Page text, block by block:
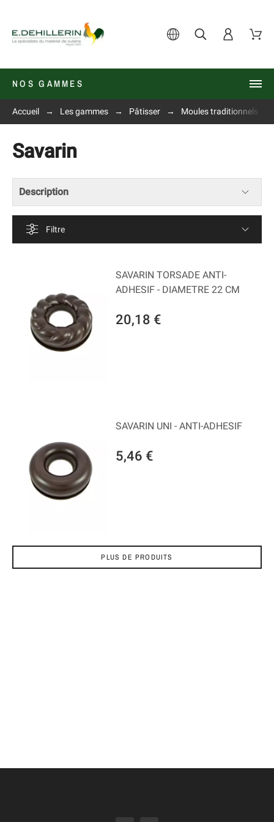
NOS GAMMES
Accueil Les gammes Pâtisser Moules traditionnels
Savarin
Description
Filtre
20,18 €
SAVARIN TORSADE ANTI-
ADHESIF - DIAMETRE 22 CM
5,46 €
SAVARIN UNI - ANTI-ADHESIF
PLUS DE PRODUITS